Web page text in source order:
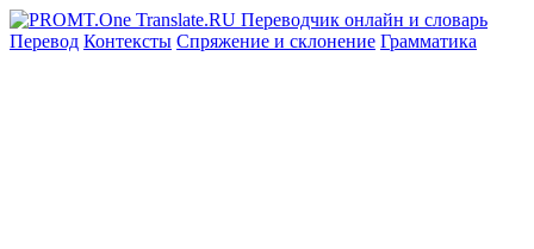
Перевод Контексты Спряжение и склонение Грамматика